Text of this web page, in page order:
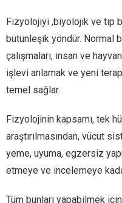
Fizyolojiyi ,biyolojik ve tıp
bütünleşik yöndür. Normal
çalışmaları, insan ve
işlevi anlamak ve yeni
temel sağlar.
Fizyolojinin kapsamı, tek
araştırılmasından, vücut
yeme, uyuma, egzersiz
etmeye ve incelemeye
Tüm bunları yapabilmek